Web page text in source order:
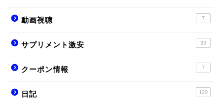
動画視聴 7
サプリメント激安 39
クーポン情報 7
日記 120